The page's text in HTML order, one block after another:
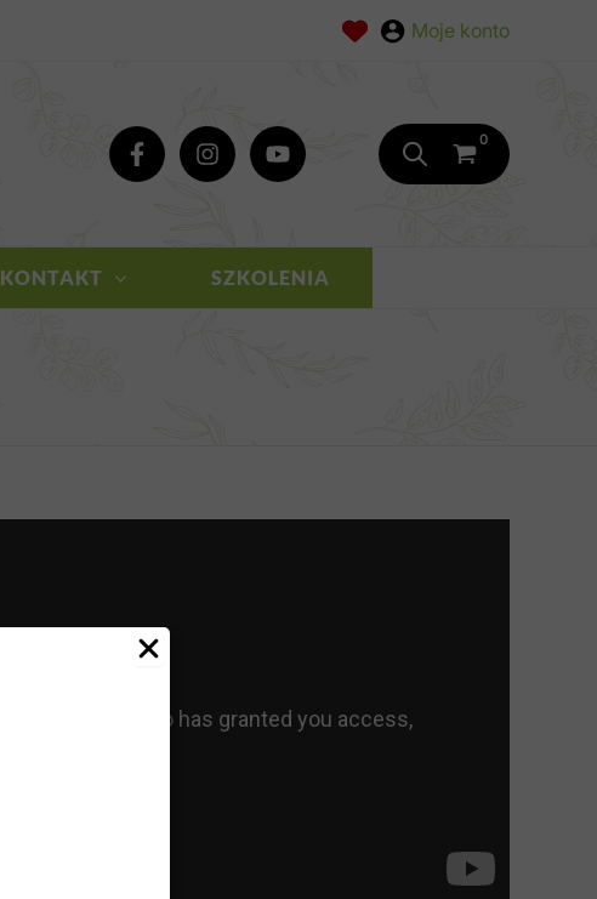
KONTAKT SZKOLENIA